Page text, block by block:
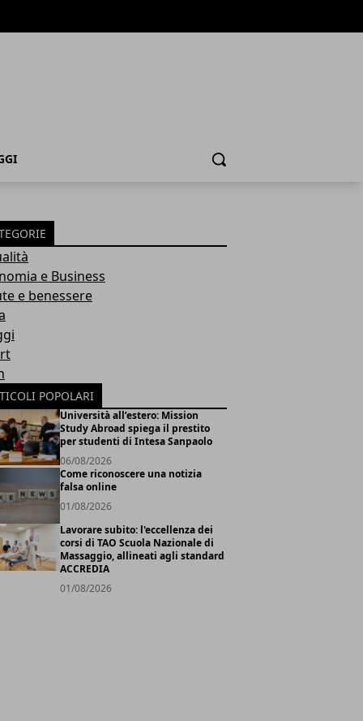
Cerca
e Business
e benessere
POPOLARI
Università all’estero: Mission
Study Abroad spiega il prestito
per studenti di Intesa Sanpaolo
06/08/2026
Come riconoscere una notizia
falsa online
01/08/2026
Lavorare subito: l'eccellenza dei
corsi di TAO Scuola Nazionale di
Massaggio, allineati agli standard
ACCREDIA
01/08/2026